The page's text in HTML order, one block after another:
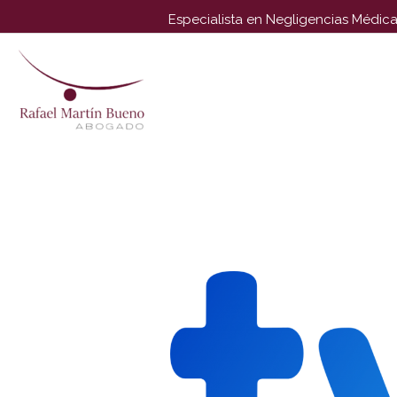
Especialista en Negligencias